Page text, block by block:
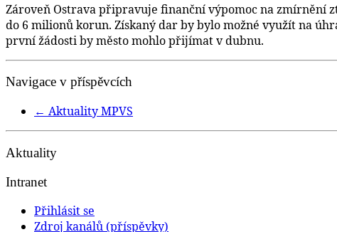
Zároveň Ostrava připravuje finanční výpomoc na zmírnění
do 6 milionů korun. Získaný dar by bylo možné využít na
první žádosti by město mohlo přijímat v dubnu.
Navigace v příspěvcích
← Aktuality MPVS
Aktuality
Intranet
Přihlásit se
Zdroj kanálů (příspěvky)